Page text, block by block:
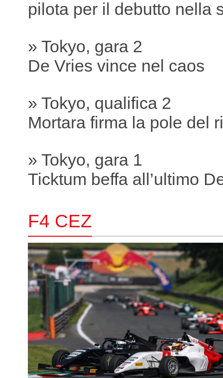
pilota per il debutto nella
» Tokyo, gara 2
De Vries vince nel caos
» Tokyo, qualifica 2
Mortara firma la pole del
» Tokyo, gara 1
Ticktum beffa all’ultimo
F4 CEZ